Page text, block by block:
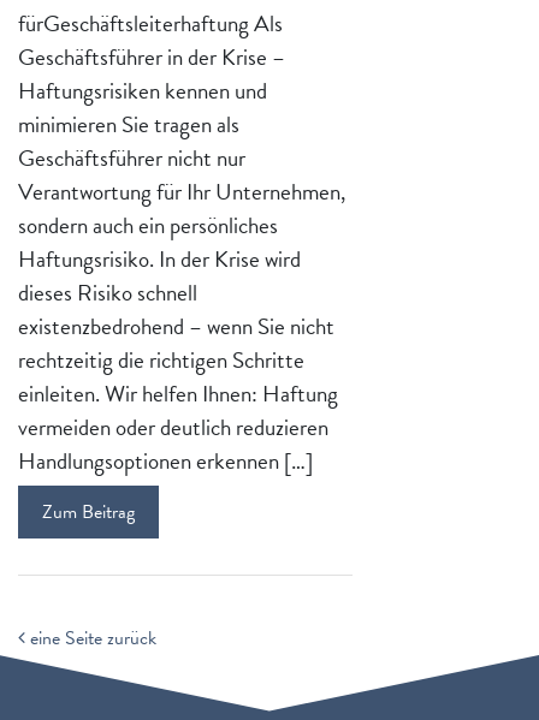
fürGeschäftsleiterhaftung Als
Geschäftsführer in der Krise –
Haftungsrisiken kennen und
minimieren Sie tragen als
Geschäftsführer nicht nur
Verantwortung für Ihr Unternehmen,
sondern auch ein persönliches
Haftungsrisiko. In der Krise wird
dieses Risiko schnell
existenzbedrohend – wenn Sie nicht
rechtzeitig die richtigen Schritte
einleiten. Wir helfen Ihnen: Haftung
vermeiden oder deutlich reduzieren
Handlungsoptionen erkennen […]
Zum Beitrag
eine Seite zurück